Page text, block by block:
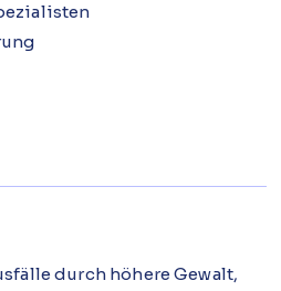
durch höhere Gewalt,